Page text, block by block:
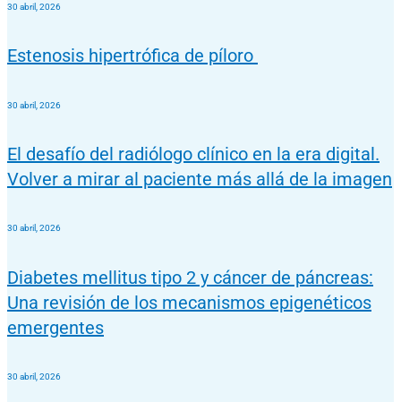
30 abril, 2026
Estenosis hipertrófica de píloro
30 abril, 2026
El desafío del radiólogo clínico en la era digital.
Volver a mirar al paciente más allá de la imagen
30 abril, 2026
Diabetes mellitus tipo 2 y cáncer de páncreas:
Una revisión de los mecanismos epigenéticos
emergentes
30 abril, 2026